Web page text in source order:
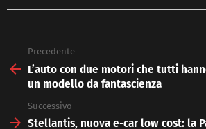
more
Precedente
L’auto con due motori che tutti
un modello da fantascienza
Successivo
Stellantis, nuova e-car low cost: la